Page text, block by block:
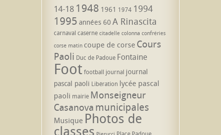
14-18 1948 1961 1974 1994
1995 années 60 A Rinascita
carnaval caserne citadelle colonna confréries
corse matin coupe de corse Cours
Paoli Duc de Padoue Fontaine
Footfootball journal journal
pascal paoli Libération lycée pascal
paoli mairie Monseigneur
Casanova municipales
Musique Photos de
classes